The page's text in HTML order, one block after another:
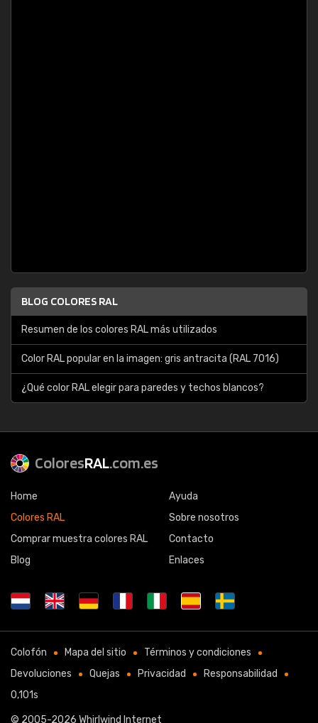
BLOG COLORES RAL
Resumen de los colores RAL más utilizados
Color RAL popular en la imagen: gris antracita (RAL 7016)
¿Qué color RAL elegir para paredes y techos blancos?
ColoresRAL.com.es
Home
Colores RAL
Comprar muestra colores RAL
Blog
Ayuda
Sobre nosotros
Contacto
Enlaces
Colofón Mapa del sitio
Términos y condiciones
Devoluciones
Quejas Privacidad
Responsabilidad
0,101s
© 2005-2026 Whirlwind Internet